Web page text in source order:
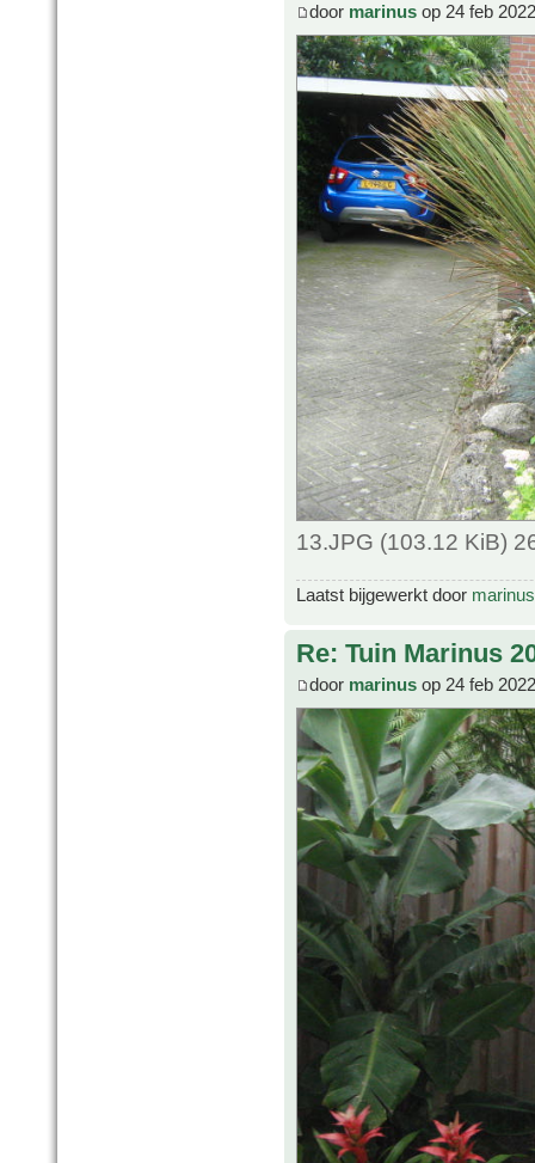
door marinus op 24 feb
13.JPG (103.12 KiB)
Laatst bijgewerkt door marinus
Re: Tuin Marinus
door marinus op 24 feb